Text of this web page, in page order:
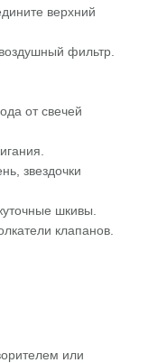
верхний
фильтр.
от свечей
звездочки
шкивы.
клапанов.
или